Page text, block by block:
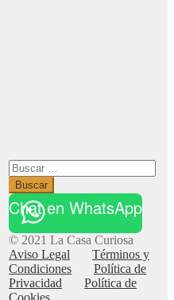
Buscar:
Chat en WhatsApp
© 2021 La Casa Curiosa
Aviso Legal
Términos y
Condiciones
Política de
Privacidad
Política de
Cookies